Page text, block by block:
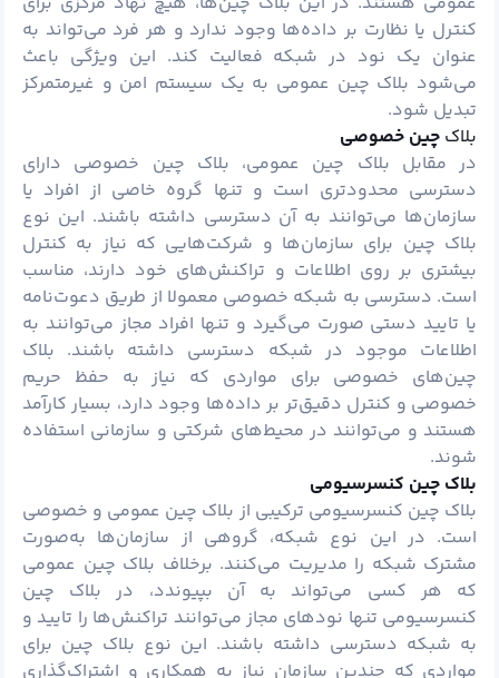
کنترل یا نظارت بر داده‌ها وجود ندارد و هر فرد می‌تواند به
عنوان یک نود در شبکه فعالیت کند. این ویژگی باعث
می‌شود بلاک چین عمومی به یک سیستم امن و غیرمتمرکز
تبدیل شود.
بلاک چین خصوصی
در مقابل بلاک چین عمومی، بلاک چین خصوصی دارای
دسترسی محدودتری است و تنها گروه خاصی از افراد یا
سازمان‌ها می‌توانند به آن دسترسی داشته باشند. این نوع
بلاک چین برای سازمان‌ها و شرکت‌هایی که نیاز به کنترل
بیشتری بر روی اطلاعات و تراکنش‌های خود دارند، مناسب
است. دسترسی به شبکه خصوصی معمولا از طریق دعوت‌نامه
یا تایید دستی صورت می‌گیرد و تنها افراد مجاز می‌توانند به
اطلاعات موجود در شبکه دسترسی داشته باشند. بلاک
چین‌های خصوصی برای مواردی که نیاز به حفظ حریم
خصوصی و کنترل دقیق‌تر بر داده‌ها وجود دارد، بسیار کارآمد
هستند و می‌توانند در محیط‌های شرکتی و سازمانی استفاده
شوند.
بلاک چین کنسرسیومی
بلاک چین کنسرسیومی ترکیبی از بلاک چین عمومی و خصوصی
است. در این نوع شبکه، گروهی از سازمان‌ها به‌صورت
مشترک شبکه را مدیریت می‌کنند. برخلاف بلاک چین عمومی
که هر کسی می‌تواند به آن بپیوندد، در بلاک چین
کنسرسیومی تنها نودهای مجاز می‌توانند تراکنش‌ها را تایید و
به شبکه دسترسی داشته باشند. این نوع بلاک چین برای
مواردی که چندین سازمان نیاز به همکاری و اشتراک‌گذاری